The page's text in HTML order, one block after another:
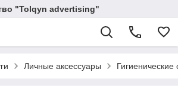
"Tolqyn advertising"
Личные аксессуары Гигиенические